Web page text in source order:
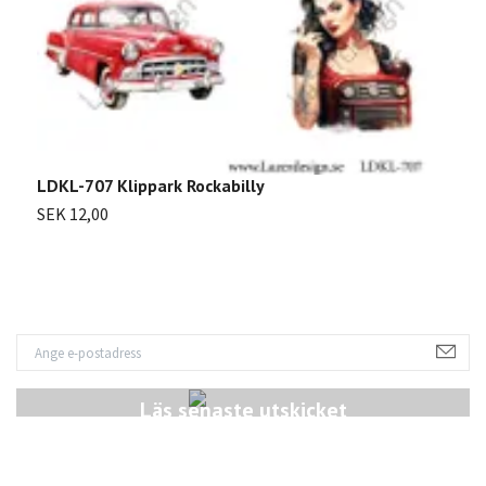
Läs senaste utskicket
LDKL-707 Klippark Rockabilly
SEK 12,00